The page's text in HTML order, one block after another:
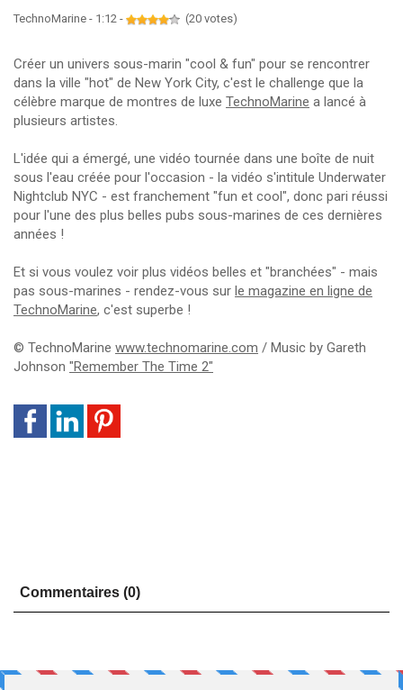
TechnoMarine - 1:12 - (20 votes)
Créer un univers sous-marin "cool & fun" pour se rencontrer
dans la ville "hot" de New York City, c'est le challenge que la
célèbre marque de montres de luxe TechnoMarine a lancé à
plusieurs artistes.
L'idée qui a émergé, une vidéo tournée dans une boîte de nuit
sous l'eau créée pour l'occasion - la vidéo s'intitule Underwater
Nightclub NYC - est franchement "fun et cool", donc pari réussi
pour l'une des plus belles pubs sous-marines de ces dernières
années !
Et si vous voulez voir plus vidéos belles et "branchées" - mais
pas sous-marines - rendez-vous sur le magazine en ligne de
TechnoMarine, c'est superbe !
© TechnoMarine www.technomarine.com / Music by Gareth
Johnson "Remember The Time 2"
Commentaires (0)